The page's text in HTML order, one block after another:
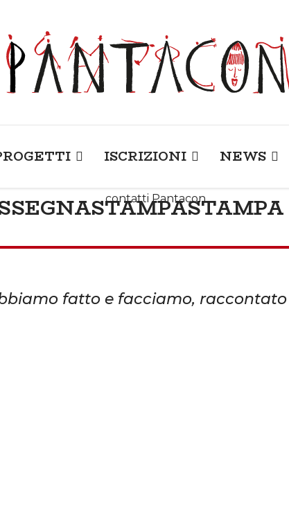
ISCRIZIONI NEWS
STAMPASTAMPA
fatto e facciamo,